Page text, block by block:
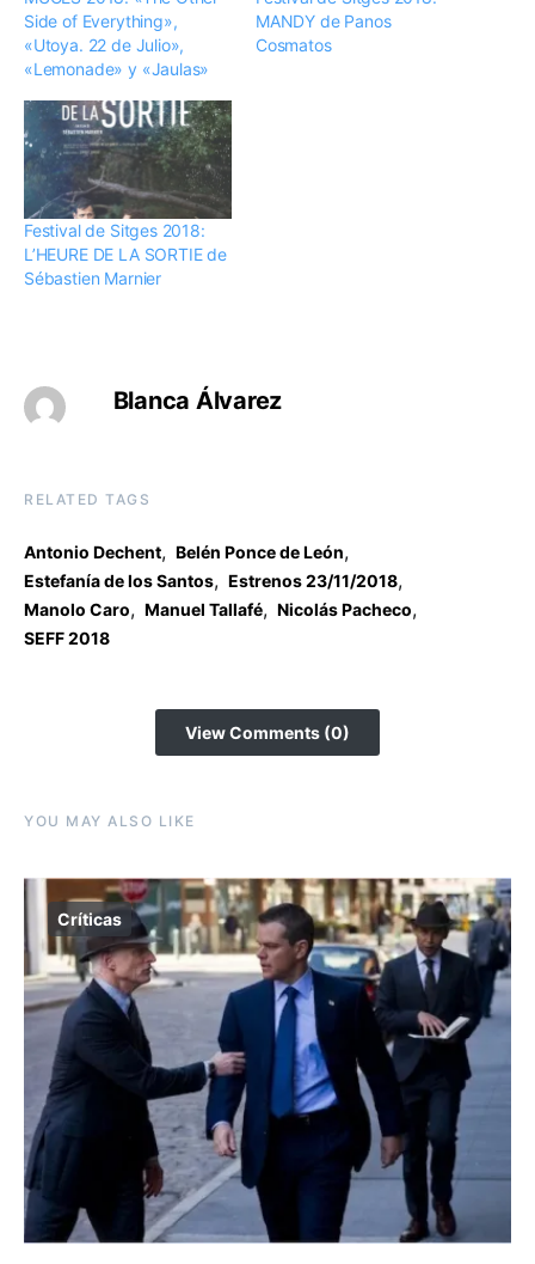
Side of Everything»,
«Utoya. 22 de Julio»,
«Lemonade» y «Jaulas»
MANDY de Panos
Cosmatos
Festival de Sitges 2018:
L’HEURE DE LA SORTIE de
Sébastien Marnier
Blanca Álvarez
RELATED TAGS
Antonio Dechent, Belén Ponce de León,
Estefanía de los Santos, Estrenos 23/11/2018,
Manolo Caro, Manuel Tallafé, Nicolás Pacheco,
SEFF 2018
View Comments (0)
YOU MAY ALSO LIKE
Críticas